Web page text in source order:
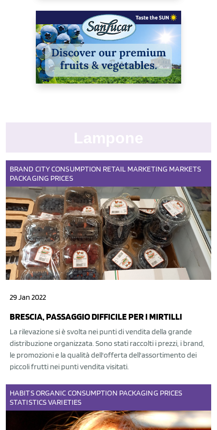
BRAND CITYCONSUMPTION RETAIL MARKETING MARKETS
PACKAGING PRICES
29 Jan 2022
BRESCIA, PASSAGGIO DIFFICILE PER I MIRTILLI
La rilevazione si è svolta nei punti di vendita della grande
distribuzione organizzata. Sono stati raccolti i prezzi, i brand,
le promozioni e la qualità dell'offerta dell'assortimento dei
piccoli frutti nei punti vendita visitati.
HABITSORGANIC CONSUMPTION PACKAGING PRICES
STATISTICSVARIETIES